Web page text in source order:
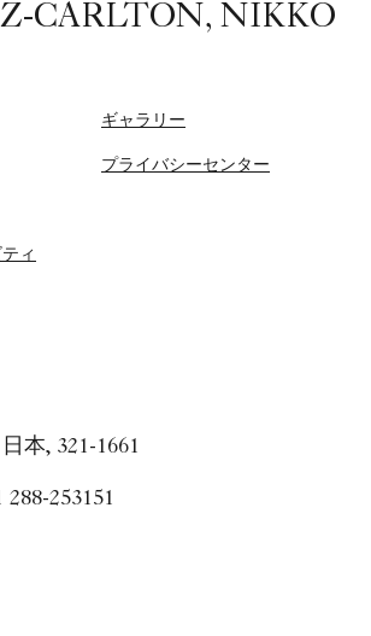
CARLTON, NIKKO
ィ
ギャラリー
プライバシーセンター
本, 321-1661
288-253151